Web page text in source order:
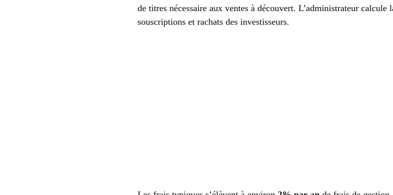
de titres nécessaire aux ventes à découvert. L’administrateur
souscriptions et rachats des investisseurs.